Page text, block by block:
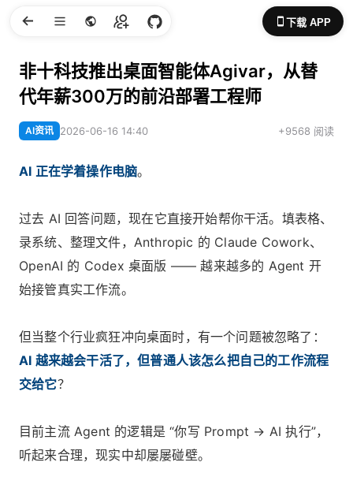
下载 APP
非十科技推出桌面智能体Agivar，从替
代年薪300万的前沿部署工程师
AI资讯 2026-06-16 14:40 +9568 阅读
AI 正在学着操作电脑。
过去 AI 回答问题，现在它直接开始帮你干活。填表格、
录系统、整理文件，Anthropic 的 Claude Cowork、
OpenAI 的 Codex 桌面版 —— 越来越多的 Agent 开
始接管真实工作流。
但当整个行业疯狂冲向桌面时，有一个问题被忽略了：
AI 越来越会干活了，但普通人该怎么把自己的工作流程
交给它？
目前主流 Agent 的逻辑是 “你写 Prompt → AI 执行”，
听起来合理，现实中却屡屡碰壁。